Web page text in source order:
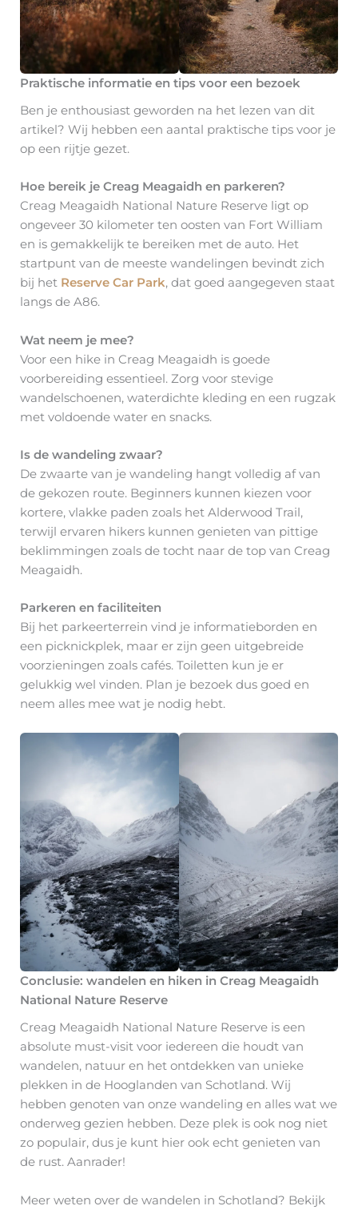
Praktische informatie en tips voor een bezoek
Ben je enthousiast geworden na het lezen van dit
artikel? Wij hebben een aantal praktische tips voor je
op een rijtje gezet.
Hoe bereik je Creag Meagaidh en parkeren?
Creag Meagaidh National Nature Reserve ligt op
ongeveer 30 kilometer ten oosten van Fort William
en is gemakkelijk te bereiken met de auto. Het
startpunt van de meeste wandelingen bevindt zich
bij het Reserve Car Park, dat goed aangegeven staat
langs de A86.
Wat neem je mee?
Voor een hike in Creag Meagaidh is goede
voorbereiding essentieel. Zorg voor stevige
wandelschoenen, waterdichte kleding en een rugzak
met voldoende water en snacks.
Is de wandeling zwaar?
De zwaarte van je wandeling hangt volledig af van
de gekozen route. Beginners kunnen kiezen voor
kortere, vlakke paden zoals het Alderwood Trail,
terwijl ervaren hikers kunnen genieten van pittige
beklimmingen zoals de tocht naar de top van Creag
Meagaidh.
Parkeren en faciliteiten
Bij het parkeerterrein vind je informatieborden en
een picknickplek, maar er zijn geen uitgebreide
voorzieningen zoals cafés. Toiletten kun je er
gelukkig wel vinden. Plan je bezoek dus goed en
neem alles mee wat je nodig hebt.
Conclusie: wandelen en hiken in Creag Meagaidh
National Nature Reserve
Creag Meagaidh National Nature Reserve is een
absolute must-visit voor iedereen die houdt van
wandelen, natuur en het ontdekken van unieke
plekken in de Hooglanden van Schotland. Wij
hebben genoten van onze wandeling en alles wat we
onderweg gezien hebben. Deze plek is ook nog niet
zo populair, dus je kunt hier ook echt genieten van
de rust. Aanrader!
Meer weten over de wandelen in Schotland? Bekijk